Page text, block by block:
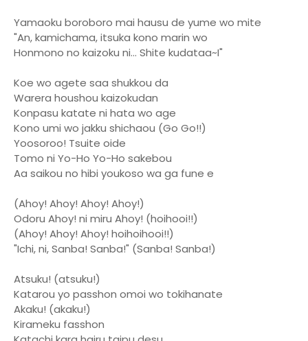
Yamaoku boroboro mai hausu de yume wo mite
"An, kamichama, itsuka kono marin wo
Honmono no kaizoku ni... Shite kudataa~I"
Koe wo agete saa shukkou da
Warera houshou kaizokudan
Konpasu katate ni hata wo age
Kono umi wo jakku shichaou (Go Go!!)
Yoosoroo! Tsuite oide
Tomo ni Yo-Ho Yo-Ho sakebou
Aa saikou no hibi youkoso wa ga fune e
(Ahoy! Ahoy! Ahoy! Ahoy!)
Odoru Ahoy! ni miru Ahoy! (hoihooi!!)
(Ahoy! Ahoy! Ahoy! hoihoihooi!!)
"Ichi, ni, Sanba! Sanba!" (Sanba! Sanba!)
Atsuku! (atsuku!)
Katarou yo passhon omoi wo tokihanate
Akaku! (akaku!)
Kirameku fasshon